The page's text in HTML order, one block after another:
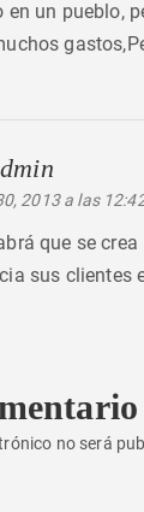
en un pueblo,
2013 a las
que se
sus clientes
no será